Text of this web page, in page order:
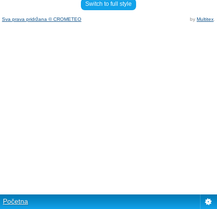
Switch to full style
Sva prava pridržana © CROMETEO by Multitex
Početna